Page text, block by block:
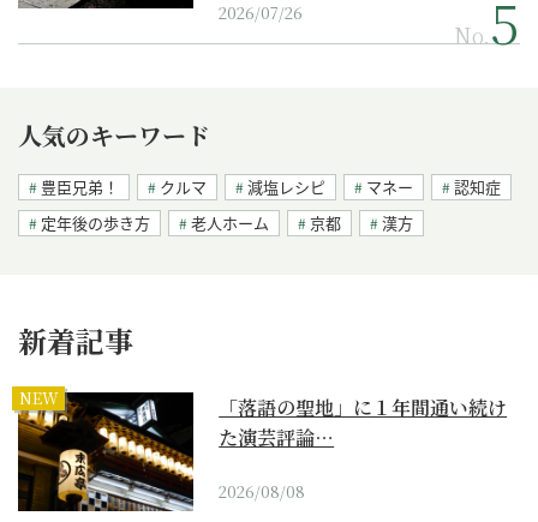
2026/07/26
No.
人気のキーワード
豊臣兄弟！ クルマ 減塩レシピ マネー
認知症
定年後の歩き方
老人ホーム 京都 漢方
新着記事
NEW
「落語の聖地」に１年間通い続け
た演芸評論…
2026/08/08